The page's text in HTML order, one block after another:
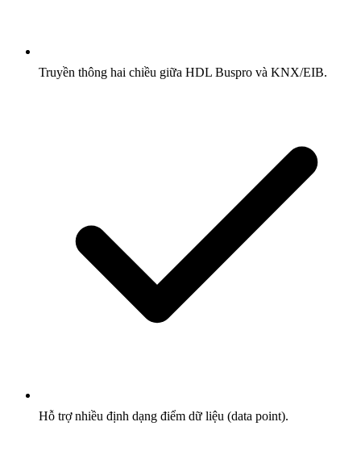
Truyền thông hai chiều giữa HDL Buspro và KNX/EIB.
Hỗ trợ nhiều định dạng điểm dữ liệu (data point).